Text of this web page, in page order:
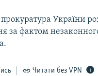
України
за фактом
Читати без VPN